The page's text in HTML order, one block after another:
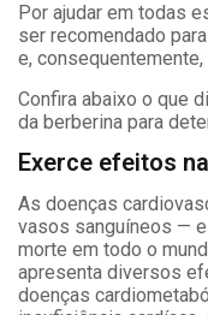
Por ajudar em todas
ser recomendado
e,
Confira abaixo o que
da berberina para
Exerce efeitos
As doenças
vasos sanguíneos —
morte em todo o
apresenta diversos
doenças